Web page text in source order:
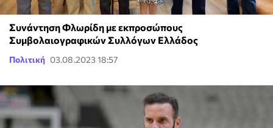
Συνάντηση Φλωρίδη με εκπροσώπους
Συμβολαιογραφικών Συλλόγων Ελλάδος
Πολιτική 03.08.2023 18:57